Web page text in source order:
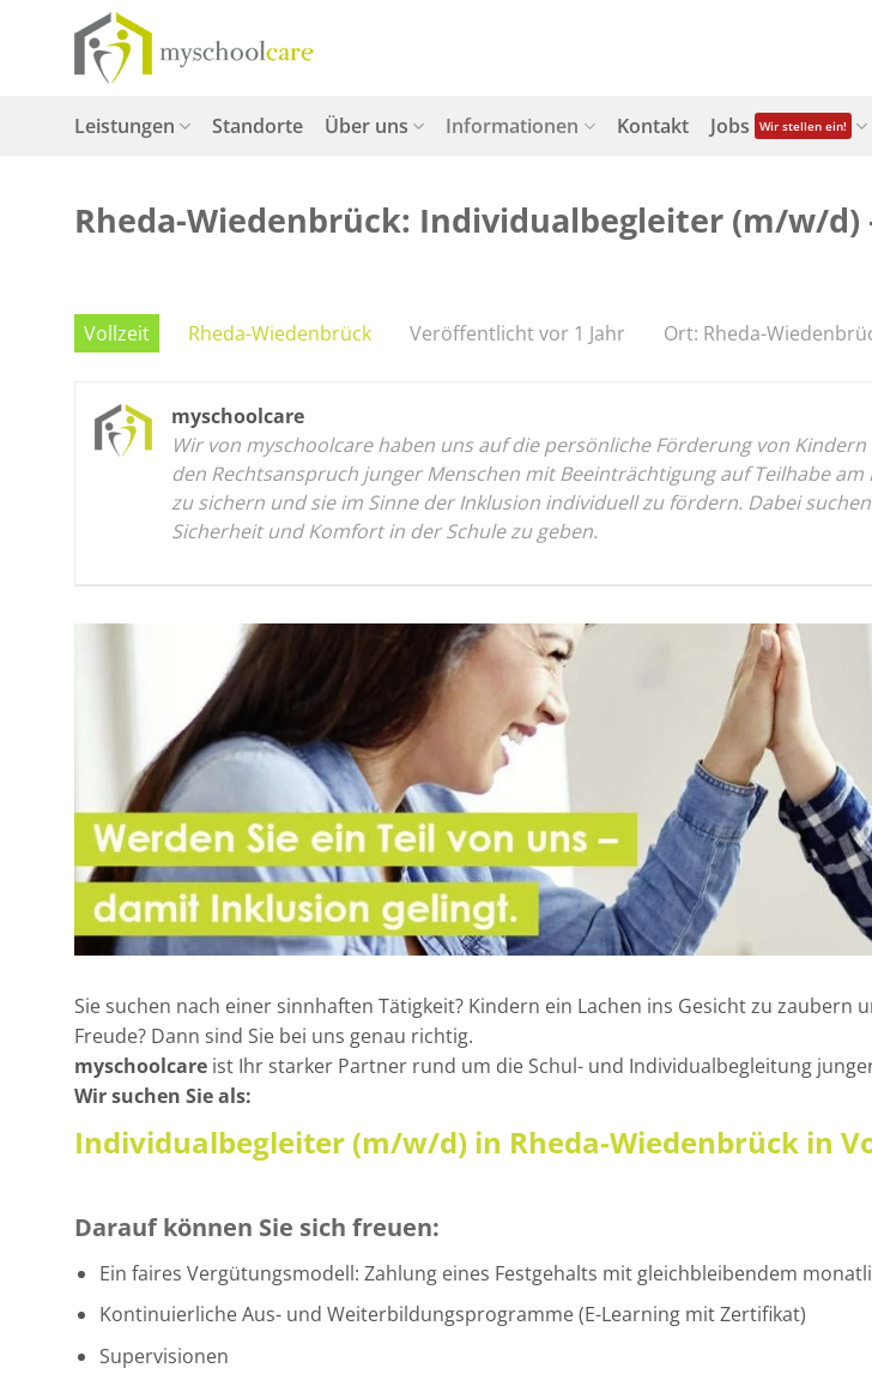
springen
Leistungen Standorte Über uns Informationen Kontakt Jobs Wir stellen ein!
Rheda-Wiedenbrück: Individualbegleiter (m/w/d)
Vollzeit Rheda-Wiedenbrück Veröffentlicht vor 1 Jahr Ort: Rheda-
myschoolcare
Wir von myschoolcare haben uns auf die persönliche Förderung von
den Rechtsanspruch junger Menschen mit Beeinträchtigung auf Teilhabe
zu sichern und sie im Sinne der Inklusion individuell zu fördern. Dabei
Sicherheit und Komfort in der Schule zu geben.
Sie suchen nach einer sinnhaften Tätigkeit? Kindern ein Lachen ins Gesicht zu
Freude? Dann sind Sie bei uns genau richtig.
myschoolcare ist Ihr starker Partner rund um die Schul- und Individualbegleitung
Wir suchen Sie als:
Individualbegleiter (m/w/d) in Rheda-Wiedenbrück in
Darauf können Sie sich freuen:
Ein faires Vergütungsmodell: Zahlung eines Festgehalts mit gleichbleibendem
Kontinuierliche Aus- und Weiterbildungsprogramme (E-Learning mit Zertifikat)
Supervisionen